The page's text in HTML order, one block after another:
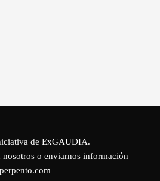
de ExGAUDIA.
nosotros o enviarnos información